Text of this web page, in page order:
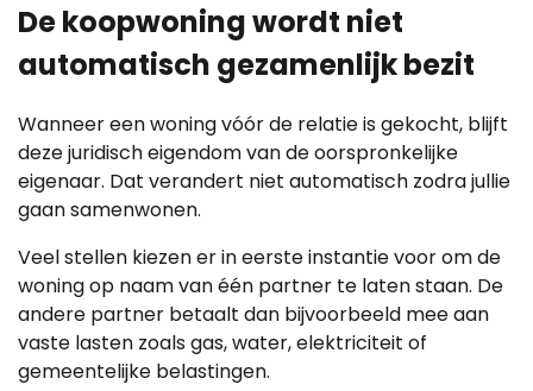
De koopwoning wordt niet
automatisch gezamenlijk bezit
Wanneer een woning vóór de relatie is gekocht, blijft
deze juridisch eigendom van de oorspronkelijke
eigenaar. Dat verandert niet automatisch zodra jullie
gaan samenwonen.
Veel stellen kiezen er in eerste instantie voor om de
woning op naam van één partner te laten staan. De
andere partner betaalt dan bijvoorbeeld mee aan
vaste lasten zoals gas, water, elektriciteit of
gemeentelijke belastingen.